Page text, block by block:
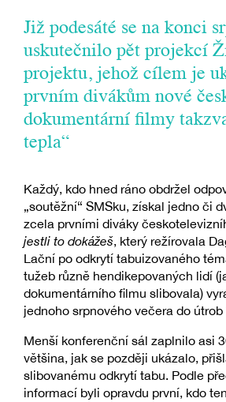
Již podesáté se na konci
uskutečnilo pět projekcí
projektu, jehož cílem je
prvním divákům nové
dokumentární filmy
tepla“
Každý, kdo hned ráno obdržel
„soutěžní“ SMSku, získal jedno či
zcela prvními diváky
jestli to dokážeš, který režírovala
Lační po odkrytí tabuizovaného
tužeb různě hendikepovaných lidí
dokumentárního filmu slibovala)
jednoho srpnového večera do
Menší konferenční sál zaplnilo asi
většina, jak se později ukázalo,
slibovanému odkrytí tabu. Podle
informací byli opravdu první, kdo